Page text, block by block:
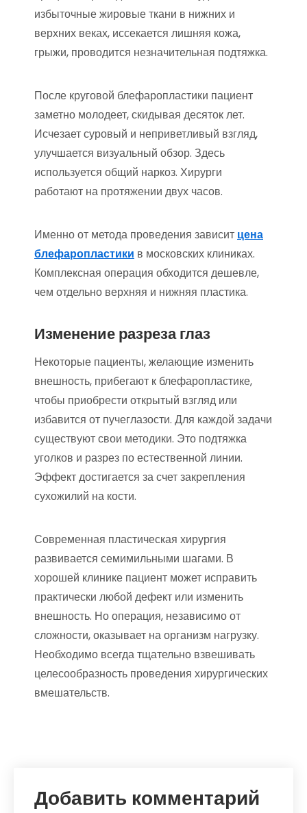
избыточные жировые ткани в нижних и
верхних веках, иссекается лишняя кожа,
грыжи, проводится незначительная подтяжка.
После круговой блефаропластики пациент
заметно молодеет, скидывая десяток лет.
Исчезает суровый и неприветливый взгляд,
улучшается визуальный обзор. Здесь
используется общий наркоз. Хирурги
работают на протяжении двух часов.
Именно от метода проведения зависит цена
блефаропластики в московских клиниках.
Комплексная операция обходится дешевле,
чем отдельно верхняя и нижняя пластика.
Изменение разреза глаз
Некоторые пациенты, желающие изменить
внешность, прибегают к блефаропластике,
чтобы приобрести открытый взгляд или
избавится от пучеглазости. Для каждой задачи
существуют свои методики. Это подтяжка
уголков и разрез по естественной линии.
Эффект достигается за счет закрепления
сухожилий на кости.
Современная пластическая хирургия
развивается семимильными шагами. В
хорошей клинике пациент может исправить
практически любой дефект или изменить
внешность. Но операция, независимо от
сложности, оказывает на организм нагрузку.
Необходимо всегда тщательно взвешивать
целесообразность проведения хирургических
вмешательств.
Добавить комментарий